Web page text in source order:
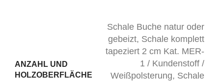
ANZAHL UND
HOLZOBERFLÄCHE
Schale Buche natur oder
gebeizt, Schale komplett
tapeziert 2 cm Kat. MER-
1 / Kundenstoff /
Weißpolsterung, Schale